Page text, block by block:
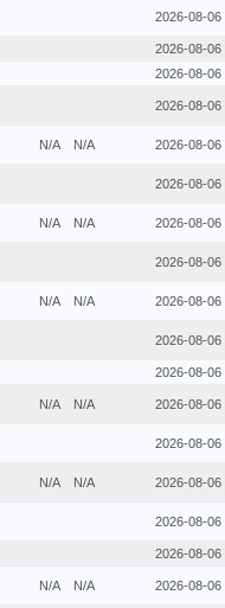
2026-08-06
2026-08-06
2026-08-06
2026-08-06
N/A N/A 2026-08-06
2026-08-06
N/A N/A 2026-08-06
2026-08-06
N/A N/A 2026-08-06
2026-08-06
2026-08-06
N/A N/A 2026-08-06
2026-08-06
N/A N/A 2026-08-06
2026-08-06
2026-08-06
N/A N/A 2026-08-06